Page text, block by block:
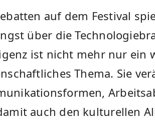
auf dem Festival
über die
ist nicht mehr nur ein
Thema. Sie
auch den kulturellen